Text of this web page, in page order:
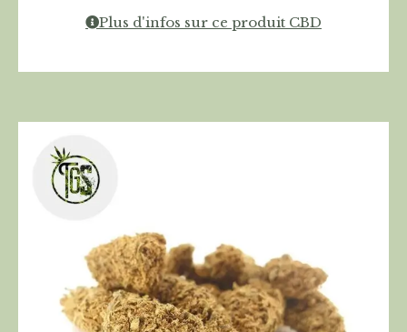
Plus d'infos sur ce produit CBD